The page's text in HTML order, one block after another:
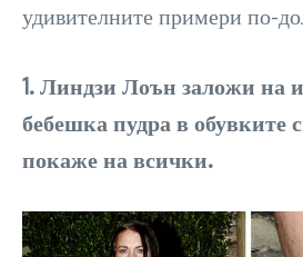
удивителните примери по-
1. Линдзи Лоън заложи на
бебешка пудра в обувките
покаже на всички.